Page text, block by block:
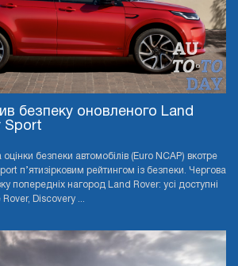
безпеку оновленого Land
Sport
безпеки автомобілів (Euro NCAP) вкотре
п’ятизірковим рейтингом із безпеки. Чергова
попередніх нагород Land Rover: усі доступні
Discovery ...